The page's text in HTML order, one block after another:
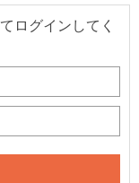
ログインしてく